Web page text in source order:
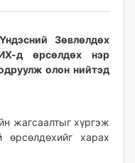
Зөвлөлдөх
д өрсөлдөх нэр
олон нийтэд
жагсаалтыг хүргэж
өрсөлдөхийг харах